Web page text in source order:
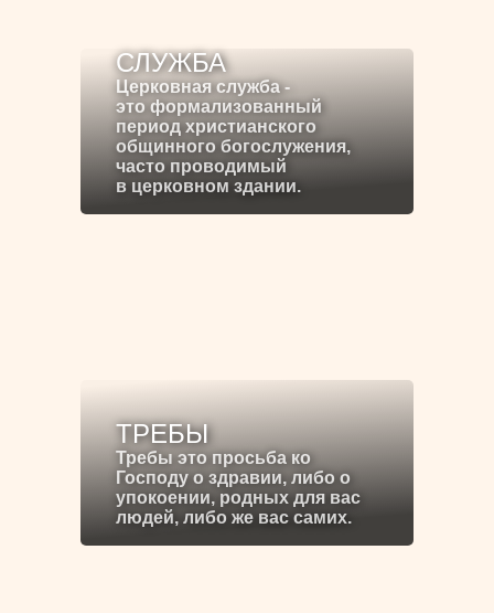
СЛУЖБА
Церковная служба -
это формализованный
период христианского
общинного богослужения,
часто проводимый
в церковном здании.
ТРЕБЫ
Требы это просьба ко
Господу о здравии, либо о
упокоении, родных для вас
людей, либо же вас самих.